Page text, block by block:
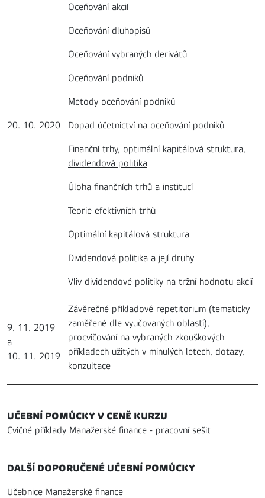
20. 10. 2020
Oceňování akcií
Oceňování dluhopisů
Oceňování vybraných derivátů
Oceňování podniků
Metody oceňování podniků
Dopad účetnictví na oceňování podniků
Finanční trhy, optimální kapitálová struktura,
dividendová politika
Úloha finančních trhů a institucí
Teorie efektivních trhů
Optimální kapitálová struktura
Dividendová politika a její druhy
Vliv dividendové politiky na tržní hodnotu akcií
9. 11. 2019
a
10. 11. 2019
Závěrečné příkladové repetitorium (tematicky
zaměřené dle vyučovaných oblastí),
procvičování na vybraných zkouškových
příkladech užitých v minulých letech, dotazy,
konzultace
UČEBNÍ POMŮCKY V CENĚ KURZU
Cvičné příklady Manažerské finance - pracovní sešit
DALŠÍ DOPORUČENÉ UČEBNÍ POMŮCKY
Učebnice Manažerské finance